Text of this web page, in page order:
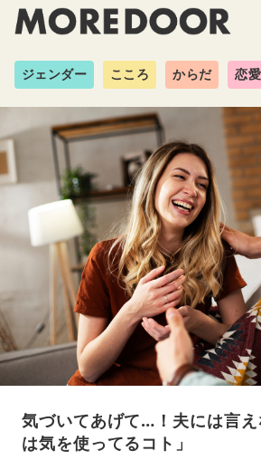
ジェンダー こころ からだ 恋愛
気づいてあげて…！夫には言え
は気を使ってるコト」